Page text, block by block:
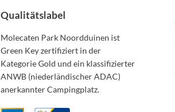
Qualitätslabel
Molecaten Park Noordduinen ist
Green Key zertifiziert in der
Kategorie Gold und ein klassifizierter
ANWB (niederländischer ADAC)
anerkannter Campingplatz.